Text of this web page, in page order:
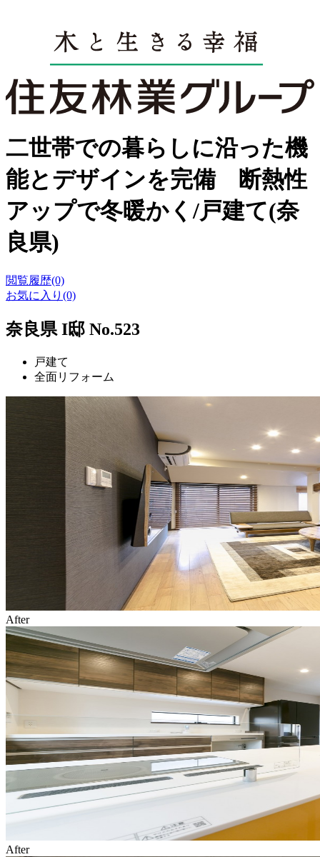
二世帯での暮らしに沿った機
能とデザインを完備 断熱性
アップで冬暖かく/戸建て(奈
良県)
閲覧履歴(0)
お気に入り(0)
奈良県 I邸 No.523
戸建て
全面リフォーム
After
After